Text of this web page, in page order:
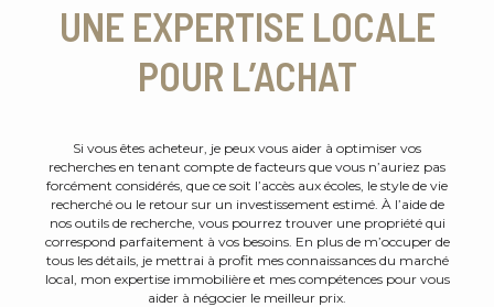
UNE EXPERTISE LOCALE
POUR L’ACHAT
Si vous êtes acheteur, je peux vous aider à optimiser vos
recherches en tenant compte de facteurs que vous n’auriez pas
forcément considérés, que ce soit l’accès aux écoles, le style de vie
recherché ou le retour sur un investissement estimé. À l’aide de
nos outils de recherche, vous pourrez trouver une propriété qui
correspond parfaitement à vos besoins. En plus de m’occuper de
tous les détails, je mettrai à profit mes connaissances du marché
local, mon expertise immobilière et mes compétences pour vous
aider à négocier le meilleur prix.